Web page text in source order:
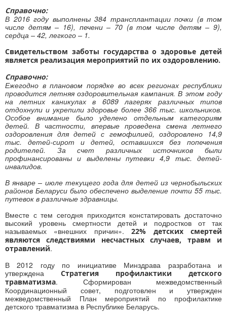
Справочно:
В 2016 году выполнены 384 трансплантации почки (в том
числе детям – 16), печени – 70 (в том числе детям – 9),
сердца – 42, легкого – 1.
Свидетельством заботы государства о здоровье детей
является реализация мероприятий по их оздоровлению.
Справочно:
Ежегодно в плановом порядке во всех регионах республики
проводится летняя оздоровительная кампания. В этом году
на летних каникулах в 6089 лагерях различных типов
отдохнули и укрепили здоровье более 366 тыс. школьников.
Особое внимание было уделено отдельным категориям
детей. В частности, впервые проведена смена летнего
оздоровления для детей с гемофилией, оздоровлено 14,9
тыс. детей-сирот и детей, оставшихся без попечения
родителей. За счет различных источников были
профинансированы и выделены путевки 4,9 тыс. детей-
инвалидов.
В январе – июле текущего года для детей из чернобыльских
районов Беларуси было обеспечено выделение почти 55 тыс.
путевок в различные здравницы.
Вместе с тем сегодня приходится констатировать достаточно
высокий уровень смертности детей и подростков от так
называемых «внешних причин».22% детских смертей
являются следствиями несчастных случаев, травм и
отравлений.
В 2012 году по инициативе Минздрава разработана и
утверждена Стратегия профилактики детского
травматизма. Сформирован межведомственный
Координационный совет, подготовлен и утвержден
межведомственный План мероприятий по профилактике
детского травматизма в Республике Беларусь.